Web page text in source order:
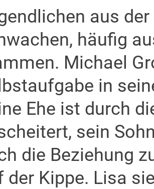
aus
häufig
Michael
in
Ehe ist durch
sein
die Beziehung
der Kippe. Lisa